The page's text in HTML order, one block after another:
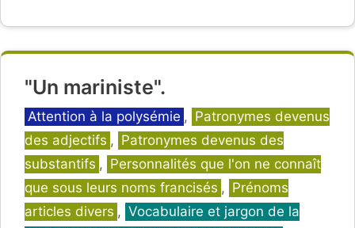
"Un mariniste".
Catégories
Attention à la polysémie , Patronymes devenus
des adjectifs , Patronymes devenus des
substantifs , Personnalités que l'on ne connaît
que sous leurs noms francisés , Prénoms
articles divers , Vocabulaire et jargon de la